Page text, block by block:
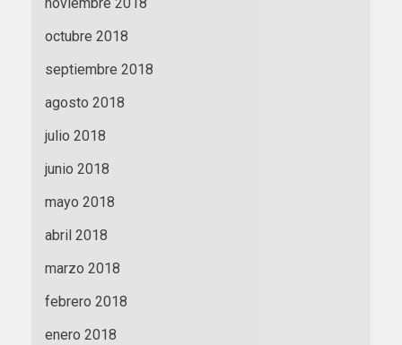
octubre 2018
septiembre 2018
agosto 2018
julio 2018
junio 2018
mayo 2018
abril 2018
marzo 2018
febrero 2018
enero 2018